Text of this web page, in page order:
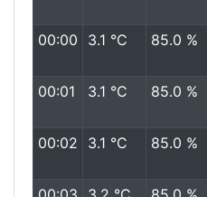
00:00
3.1 °C 85.0 %
00:01 3.1 °C 85.0 %
00:02 3.1 °C 85.0 %